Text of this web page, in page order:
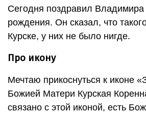
Сегодня поздравил
рождения. Он сказал, что
Курске, у них не было нигде.
Про икону
Мечтаю прикоснуться к иконе
Божией Матери Курская
связано с этой иконой, есть